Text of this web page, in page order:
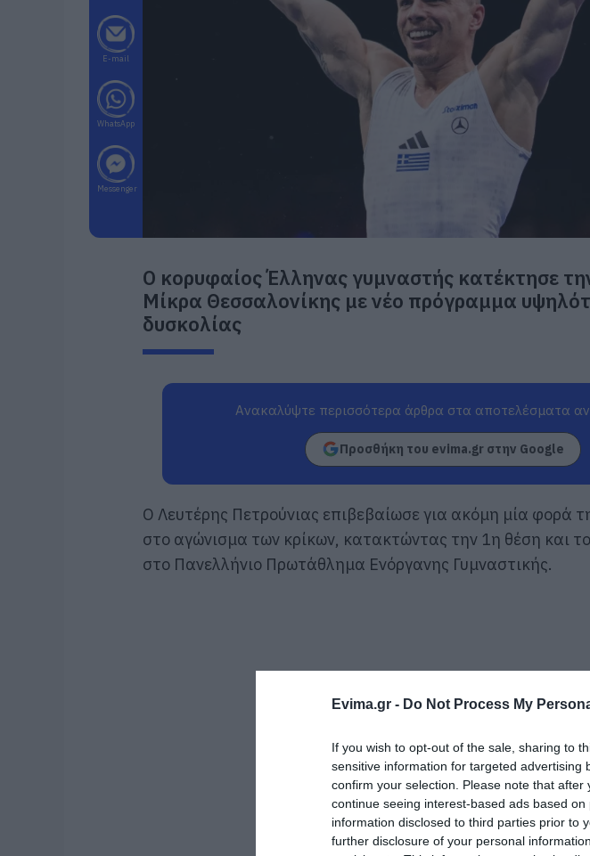
Evima.gr - Do Not Process My
If you wish to opt-out of the sale, sharing to
sensitive information for targeted advertising
confirm your selection. Please note that
continue seeing interest-based ads based
information disclosed to third parties prior to
further disclosure of your personal
E-mail
WhatsApp
Messenger
Ο κορυφαίος Έλληνας γυμναστής κατέκτησε
Μίκρα Θεσσαλονίκης με νέο πρόγραμμα
δυσκολίας
Ανακαλύψτε περισσότερα άρθρα στα αποτελέσματα
Προσθήκη του evima.gr στην Google
Ο Λευτέρης Πετρούνιας επιβεβαίωσε για ακόμη μία φορά
στο αγώνισμα των κρίκων, κατακτώντας την 1η θέση και
στο Πανελλήνιο Πρωτάθλημα Ενόργανης Γυμναστικής.